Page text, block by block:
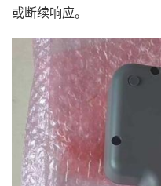
或断续响应。